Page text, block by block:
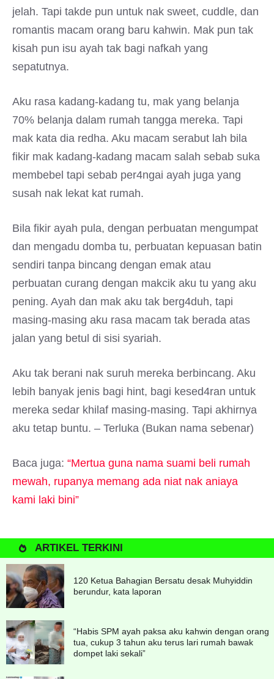
jelah. Tapi takde pun untuk nak sweet, cuddle, dan
romantis macam orang baru kahwin. Mak pun tak
kisah pun isu ayah tak bagi nafkah yang
sepatutnya.
Aku rasa kadang-kadang tu, mak yang belanja
70% belanja dalam rumah tangga mereka. Tapi
mak kata dia redha. Aku macam serabut lah bila
fikir mak kadang-kadang macam salah sebab suka
membebel tapi sebab per4ngai ayah juga yang
susah nak lekat kat rumah.
Bila fikir ayah pula, dengan perbuatan mengumpat
dan mengadu domba tu, perbuatan kepuasan batin
sendiri tanpa bincang dengan emak atau
perbuatan curang dengan makcik aku tu yang aku
pening. Ayah dan mak aku tak berg4duh, tapi
masing-masing aku rasa macam tak berada atas
jalan yang betul di sisi syariah.
Aku tak berani nak suruh mereka berbincang. Aku
lebih banyak jenis bagi hint, bagi kesed4ran untuk
mereka sedar khilaf masing-masing. Tapi akhirnya
aku tetap buntu. – Terluka (Bukan nama sebenar)
Baca juga: “Mertua guna nama suami beli rumah
mewah, rupanya memang ada niat nak aniaya
kami laki bini”
ARTIKEL TERKINI
120 Ketua Bahagian Bersatu desak Muhyiddin
berundur, kata laporan
“Habis SPM ayah paksa aku kahwin dengan orang
tua, cukup 3 tahun aku terus lari rumah bawak
dompet laki sekali”